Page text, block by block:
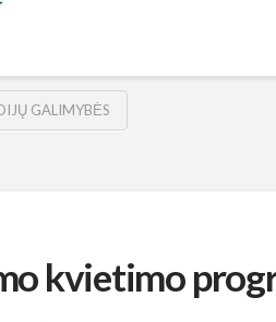
GALIMYBĖS
kvietimo